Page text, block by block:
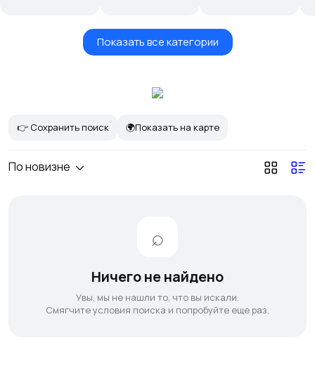
Показать все категории
👉 Сохранить поиск 🌍Показать на карте
По новизне
Ничего не найдено
Увы, мы не нашли то, что вы искали.
Смягчите условия поиска и попробуйте еще раз.